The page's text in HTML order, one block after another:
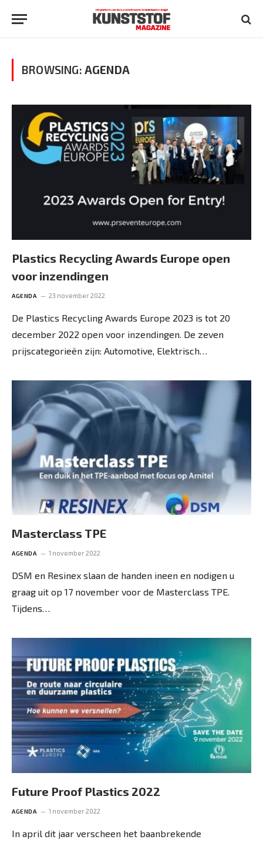
BROWSING: AGENDA
Plastics Recycling Awards Europe open
voor inzendingen
AGENDA 23 november 2022
De Plastics Recycling Awards Europe 2023 is tot 20
december 2022 open voor inzendingen. De zeven
prijscategorieën zijn: Automotive, Elektrisch…
Masterclass TPE
AGENDA 1 november 2022
DSM en Resinex slaan de handen ineen en nodigen u
graag uit op 17 november voor de Masterclass TPE.
Tijdens…
Future Proof Plastics 2022
AGENDA 1 november 2022
In april dit jaar verscheen het baanbrekende